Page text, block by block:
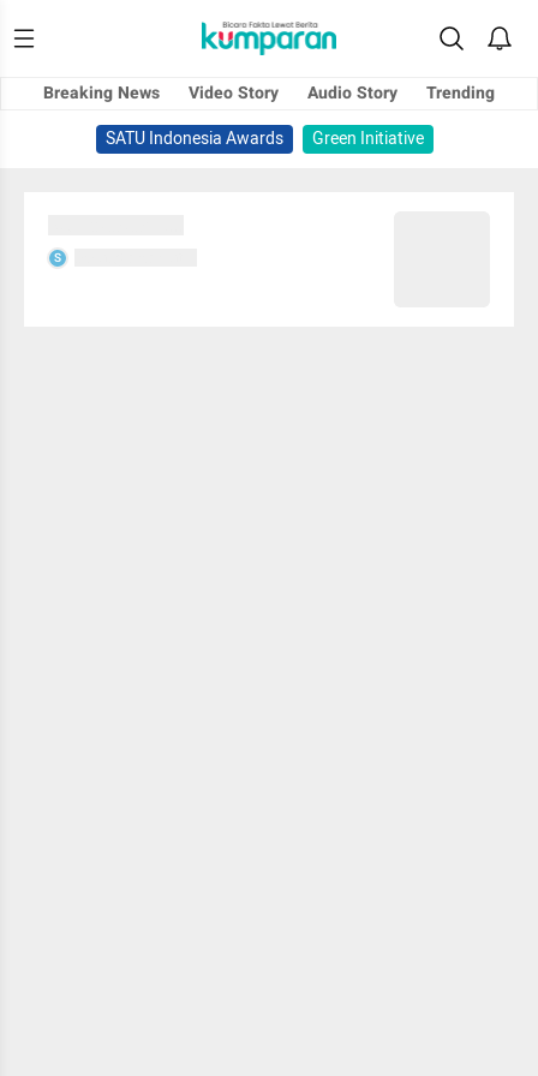
Breaking News Video Story Audio Story
Trending
SATU Indonesia Awards
Green Initiative
S